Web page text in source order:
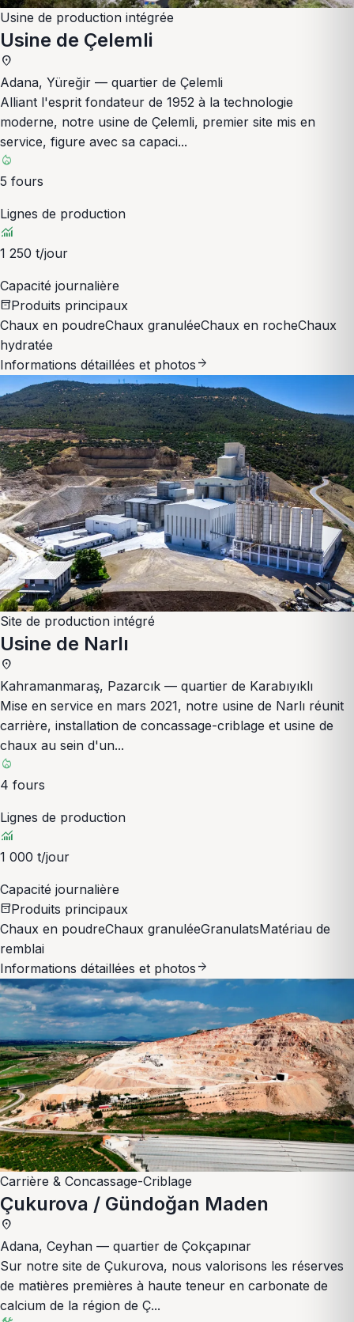
Usine de production intégrée
Usine de Çelemli
place
Adana, Yüreğir — quartier de Çelemli
Alliant l'esprit fondateur de 1952 à la technologie
moderne, notre usine de Çelemli, premier site mis en
service, figure avec sa capaci...
local_fire_department
5 fours
Lignes de production
monitoring
1 250 t/jour
Capacité journalière
inventory_2Produits principaux
Chaux en poudreChaux granuléeChaux en rocheChaux
hydratée
Informations détaillées et photos arrow_forward
Site de production intégré
Usine de Narlı
place
Kahramanmaraş, Pazarcık — quartier de Karabıyıklı
Mise en service en mars 2021, notre usine de Narlı réunit
carrière, installation de concassage-criblage et usine de
chaux au sein d'un...
local_fire_department
4 fours
Lignes de production
monitoring
1 000 t/jour
Capacité journalière
inventory_2Produits principaux
Chaux en poudreChaux granuléeGranulatsMatériau de
remblai
Informations détaillées et photos arrow_forward
Carrière & Concassage-Criblage
Çukurova / Gündoğan Maden
place
Adana, Ceyhan — quartier de Çokçapınar
Sur notre site de Çukurova, nous valorisons les réserves
de matières premières à haute teneur en carbonate de
calcium de la région de Ç...